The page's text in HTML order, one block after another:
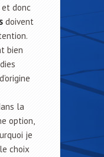
donc
doivent
bien
la
option,
je
choix